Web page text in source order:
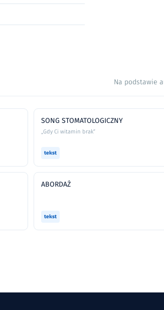
Na podstawie
SONG STOMATOLOGICZNY
„Gdy Ci witamin brak”
tekst
ABORDAŻ
tekst